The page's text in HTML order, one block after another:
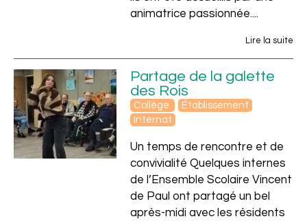
animatrice passionnée....
Lire la suite
Partage de la galette
des Rois
Collège
Établissement
Internat
Un temps de rencontre et de
convivialité Quelques internes
de l’Ensemble Scolaire Vincent
de Paul ont partagé un bel
après-midi avec les résidents